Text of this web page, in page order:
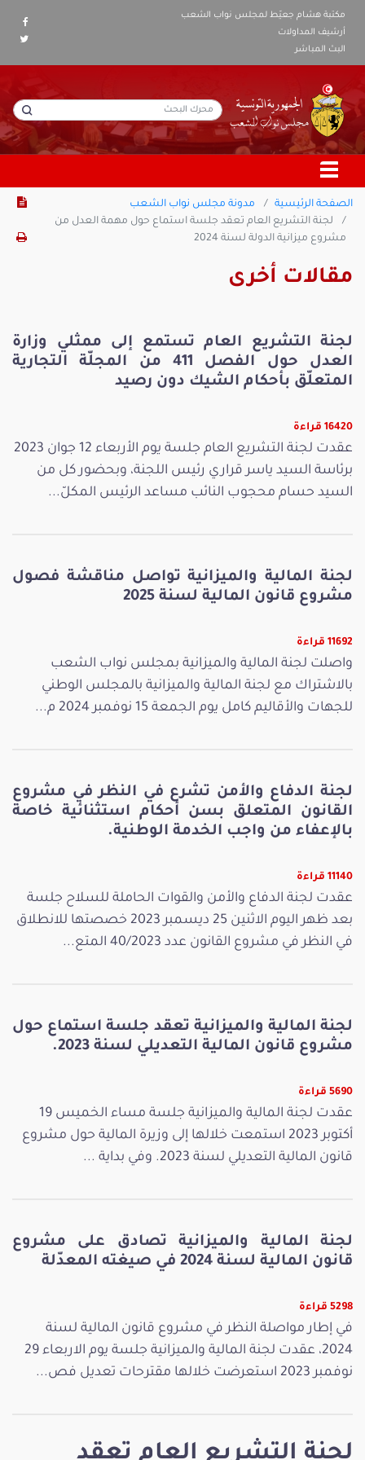
مكتبة هشام جعيّط لمجلس نواب الشعب
أرشيف المداولات
البث المباشر
الصفحة الرئيسية
مدونة مجلس نواب الشعب
لجنة التشريع العام تعقد جلسة استماع حول مهمة العدل من
مشروع ميزانية الدولة لسنة 2024
لجنة التشريع العام تعقد
مقالات أخرى
لجنة التشريع العام تستمع إلى ممثلي وزارة
العدل حول الفصل 411 من المجلّة التجارية
المتعلّق بأحكام الشيك دون رصيد
16420 قراءة
عقدت لجنة التشريع العام جلسة يوم الأربعاء 12 جوان 2023
برئاسة السيد ياسر قراري رئيس اللجنة، وبحضور كل من
السيد حسام محجوب النائب مساعد الرئيس المكلّ...
لجنة المالية والميزانية تواصل مناقشة فصول
مشروع قانون المالية لسنة 2025
11692 قراءة
واصلت لجنة المالية والميزانية بمجلس نواب الشعب
بالاشتراك مع لجنة المالية والميزانية بالمجلس الوطني
للجهات والأقاليم كامل يوم الجمعة 15 نوفمبر 2024 م...
لجنة الدفاع والأمن تشرع في النظر في مشروع
القانون المتعلق بسن أحكام استثنائية خاصة
بالإعفاء من واجب الخدمة الوطنية.
11140 قراءة
عقدت لجنة الدفاع والأمن والقوات الحاملة للسلاح جلسة
بعد ظهر اليوم الاثنين 25 ديسمبر 2023 خصصتها للانطلاق
في النظر في مشروع القانون عدد 40/2023 المتع...
لجنة المالية والميزانية تعقد جلسة استماع حول
مشروع قانون المالية التعديلي لسنة 2023.
5690 قراءة
عقدت لجنة المالية والميزانية جلسة مساء الخميس 19
أكتوبر 2023 استمعت خلالها إلى وزيرة المالية حول مشروع
قانون المالية التعديلي لسنة 2023. وفي بداية ...
لجنة المالية والميزانية تصادق على مشروع
قانون المالية لسنة 2024 في صيغته المعدّلة
5298 قراءة
في إطار مواصلة النظر في مشروع قانون المالية لسنة
2024، عقدت لجنة المالية والميزانية جلسة يوم الاربعاء 29
نوفمبر 2023 استعرضت خلالها مقترحات تعديل فص...